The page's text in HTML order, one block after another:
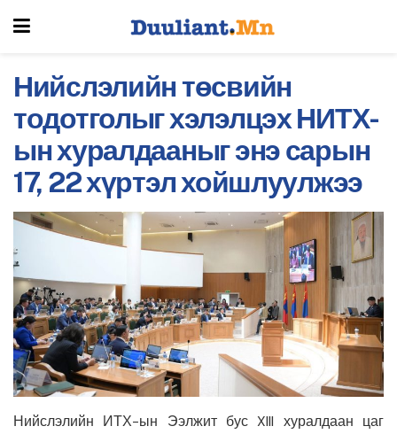
Нийслэлийн төсвийн
тодотголыг хэлэлцэх НИТХ-
ын хуралдааныг энэ сарын
17, 22 хүртэл хойшлуулжээ
Нийслэлийн ИТХ-ын Ээлжит бус XIII хуралдаан цаг